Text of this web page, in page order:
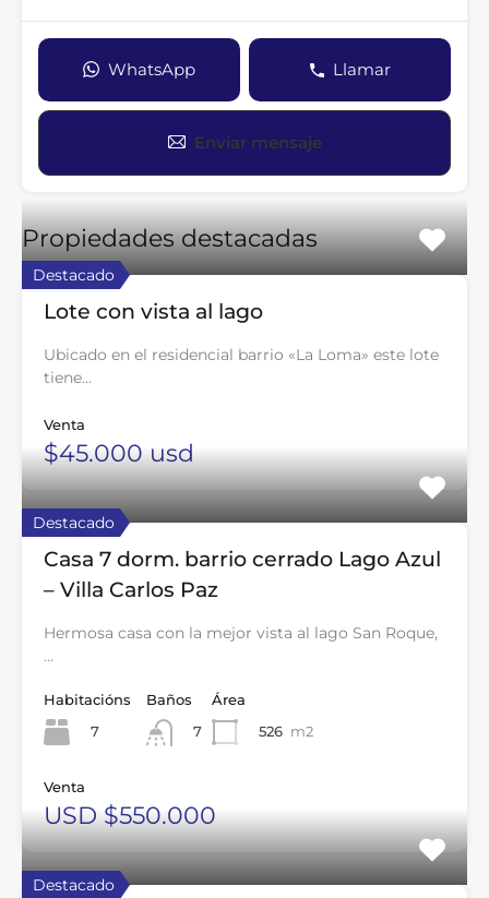
WhatsApp Llamar
Enviar mensaje
Propiedades destacadas
Destacado
Lote con vista al lago
Ubicado en el residencial barrio «La Loma» este lote
tiene…
Venta
$45.000 usd
Destacado
Casa 7 dorm. barrio cerrado Lago Azul
– Villa Carlos Paz
Hermosa casa con la mejor vista al lago San Roque,
…
Habitacións
7
Baños
7
Área
526 m2
Venta
USD $550.000
Destacado